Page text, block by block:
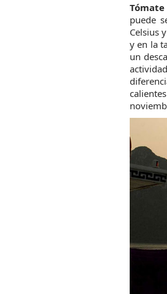
puede
Celsius
y en la
un